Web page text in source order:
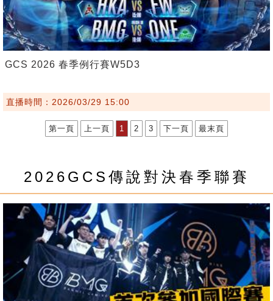
GCS 2026 春季例行賽W5D3
直播時間：2026/03/29 15:00
第一頁 上一頁 1 2 3 下一頁 最末頁
2026GCS傳說對決春季聯賽